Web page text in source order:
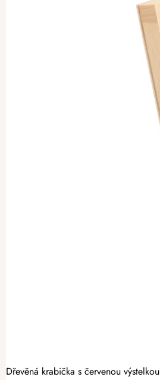
Dřevěná krabička s červenou výstelkou